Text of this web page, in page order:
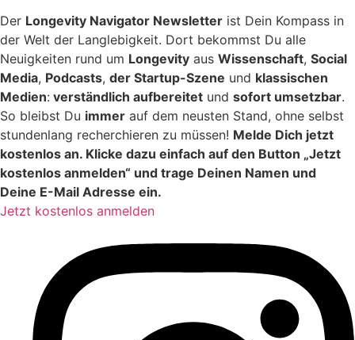
Der Longevity Navigator Newsletter ist Dein Kompass in
der Welt der Langlebigkeit. Dort bekommst Du alle
Neuigkeiten rund um Longevity aus Wissenschaft, Social
Media, Podcasts, der Startup-Szene und klassischen
Medien: verständlich aufbereitet und sofort umsetzbar.
So bleibst Du immer auf dem neusten Stand, ohne selbst
stundenlang recherchieren zu müssen! Melde Dich jetzt
kostenlos an. Klicke dazu einfach auf den Button „Jetzt
kostenlos anmelden“ und trage Deinen Namen und
Deine E-Mail Adresse ein.
Jetzt kostenlos anmelden